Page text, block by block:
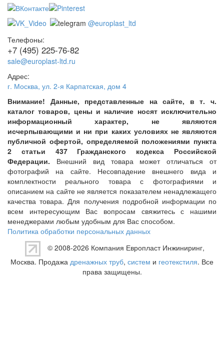
@europlast_ltd
Телефоны:
+7 (495) 225-76-82
sale@europlast-ltd.ru
Адрес:
г. Москва, ул. 2-я Карпатская, дом 4
Внимание! Данные, представленные на сайте, в т. ч.
каталог товаров, цены и наличие носят исключительно
информационный характер, не являются
исчерпывающими и ни при каких условиях не являются
публичной офертой, определяемой положениями пункта
2 статьи 437 Гражданского кодекса Российской
Федерации. Внешний вид товара может отличаться от
фотографий на сайте. Несовпадение внешнего вида и
комплектности реального товара с фотографиями и
описанием на сайте не является показателем ненадлежащего
качества товара. Для получения подробной информации по
всем интересующим Вас вопросам свяжитесь с нашими
менеджерами любым удобным для Вас способом.
Политика обработки персональных данных
© 2008-2026 Компания Европласт Инжиниринг,
Москва. Продажа дренажных труб, систем и геотекстиля. Все
права защищены.